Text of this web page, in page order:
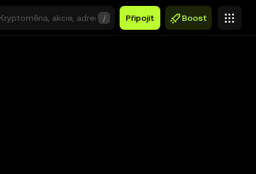
/ Připojit Boost